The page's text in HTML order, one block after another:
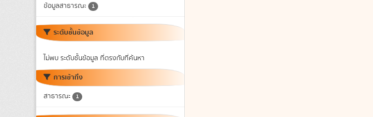
ข้อมูลสาธารณะ 1
ระดับชั้นข้อมูล
ไม่พบ ระดับชั้นข้อมูล ที่ตรงกับที่ค้นหา
การเข้าถึง
สาธารณะ 1